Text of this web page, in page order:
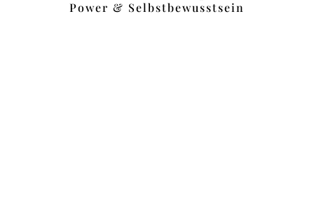
Power & Selbstbewusstsein